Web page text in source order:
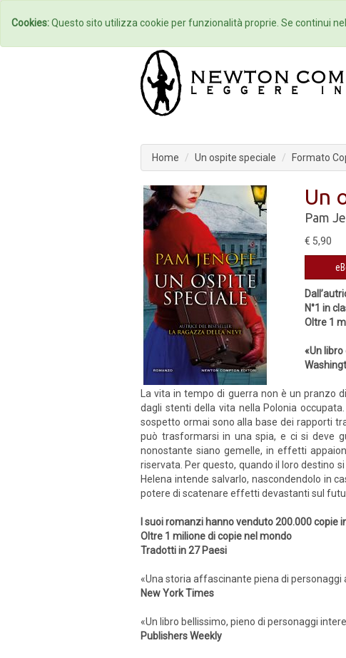
Home Autori
Home Un ospite speciale Formato
Un
Pam
€ 5,90
N°1 in
Oltre 1
«Un
La vita in tempo di guerra non è un pranzo
dagli stenti della vita nella Polonia
sospetto ormai sono alla base dei rapporti
può trasformarsi in una spia, e ci si deve
nonostante siano gemelle, in effetti
riservata. Per questo, quando il loro destino
Helena intende salvarlo, nascondendolo in
potere di scatenare effetti devastanti sul
I suoi romanzi hanno venduto 200.000 copie
Oltre 1 milione di copie nel mondo
Tradotti in 27 Paesi
«Una storia affascinante piena di
New York Times
«Un libro bellissimo, pieno di personaggi
Publishers Weekly
Cookies:Questo sito utilizza cookie per funzionalità proprie. Se continui